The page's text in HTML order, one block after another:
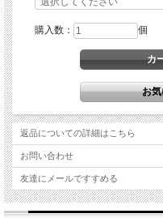
守護梵字を彫り込んだ銀珠と水
購入数： 個
返品についての詳細はこちら
お問い合わせ
友達にメールですすめる